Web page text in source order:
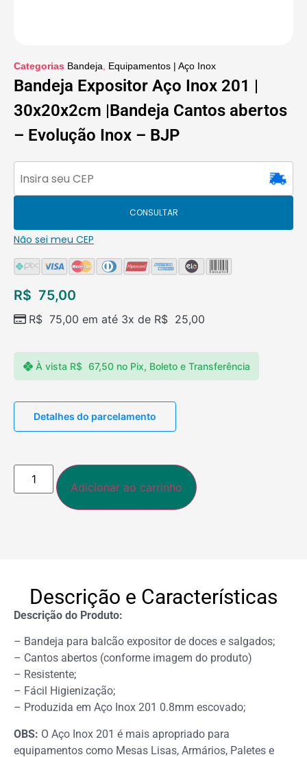
Categorias Bandeja Equipamentos | Aço Inox
Bandeja Expositor Aço Inox 201 |
30x20x2cm |Bandeja Cantos abertos
– Evolução Inox – BJP
CONSULTAR
Não sei meu CEP
R$ 75,00
R$ 75,00 em até 3x de R$ 25,00
À vista R$ 67,50 no Pix, Boleto e Transferência
Detalhes do parcelamento
Adicionar ao carrinho
Descrição e Características
Descrição do Produto:
– Bandeja para balcão expositor de doces e salgados;
– Cantos abertos (conforme imagem do produto)
– Resistente;
– Fácil Higienização;
– Produzida em Aço Inox 201 0.8mm escovado;
OBS: O Aço Inox 201 é mais apropriado para
equipamentos como Mesas Lisas, Armários, Paletes e